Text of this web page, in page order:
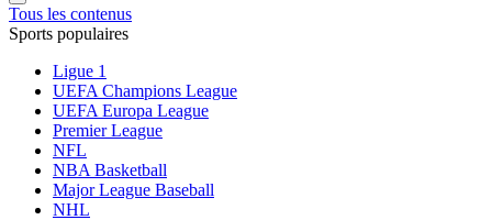
Tous les contenus
Sports populaires
Ligue 1
UEFA Champions League
UEFA Europa League
Premier League
NFL
NBA Basketball
Major League Baseball
NHL